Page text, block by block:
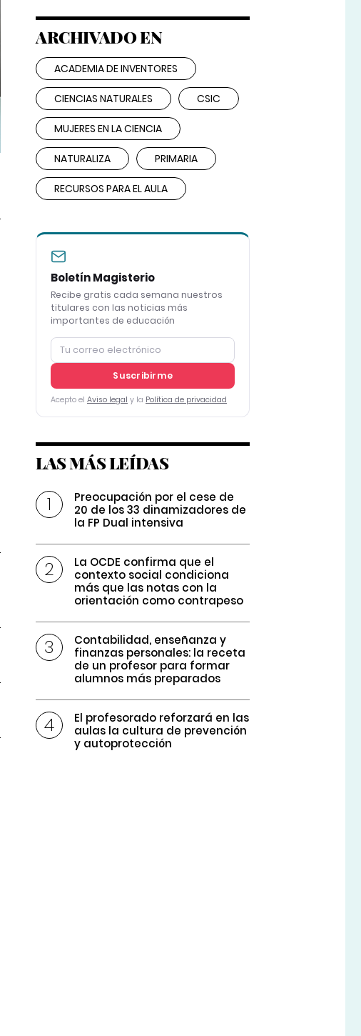
ARCHIVADO EN
ACADEMIA DE INVENTORES
CIENCIAS NATURALES CSIC
MUJERES EN LA CIENCIA
NATURALIZA PRIMARIA
RECURSOS PARA EL AULA
Boletín Magisterio
Recibe gratis cada semana nuestros
titulares con las noticias más
importantes de educación
Suscribirme
Acepto el Aviso legal y la Política de privacidad
LAS MÁS LEÍDAS
Preocupación por el cese de
20 de los 33 dinamizadores de
la FP Dual intensiva
La OCDE confirma que el
contexto social condiciona
más que las notas con la
orientación como contrapeso
Contabilidad, enseñanza y
finanzas personales: la receta
de un profesor para formar
alumnos más preparados
El profesorado reforzará en las
aulas la cultura de prevención
y autoprotección